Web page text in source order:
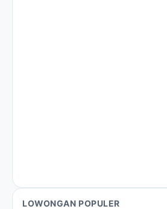
LOWONGAN POPULER